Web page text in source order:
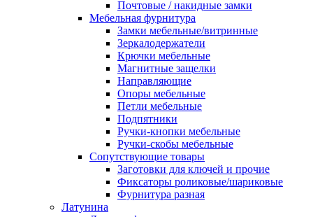
Почтовые / накидные замки
Мебельная фурнитура
Замки мебельные/витринные
Зеркалодержатели
Крючки мебельные
Магнитные защелки
Направляющие
Опоры мебельные
Петли мебельные
Подпятники
Ручки-кнопки мебельные
Ручки-скобы мебельные
Сопутствующие товары
Заготовки для ключей и прочие
Фиксаторы роликовые/шариковые
Фурнитура разная
Латунина